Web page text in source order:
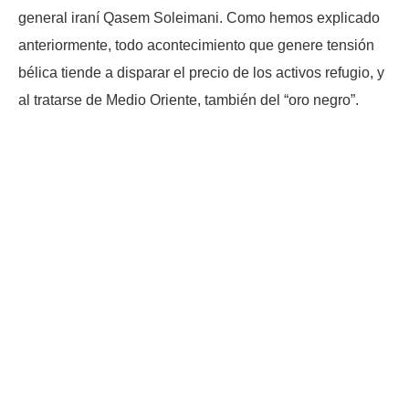
general iraní Qasem Soleimani. Como hemos explicado
anteriormente, todo acontecimiento que genere tensión
bélica tiende a disparar el precio de los activos refugio, y
al tratarse de Medio Oriente, también del “oro negro”.